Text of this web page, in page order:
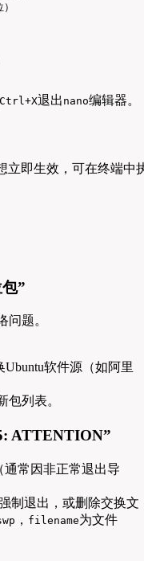
Ctrl+X退出 nano编辑器。
立即生效，可在终端中
”
问题。
软件源（如阿里
包列表。
ATTENTION”
通常因非正常退出导
制退出，或删除交换文
， filename为文件